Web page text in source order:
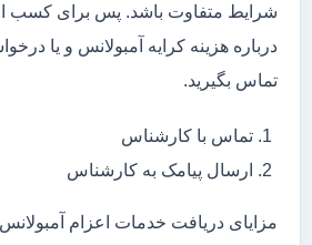
شرایط متفاوت باشد. پس برای کسب
درباره هزینه کرایه آمبولانس و یا
تماس بگیرید.
تماس با کارشناس
ارسال پیامک به کارشناس
مزایای دریافت خدمات اعزام آمبولانس